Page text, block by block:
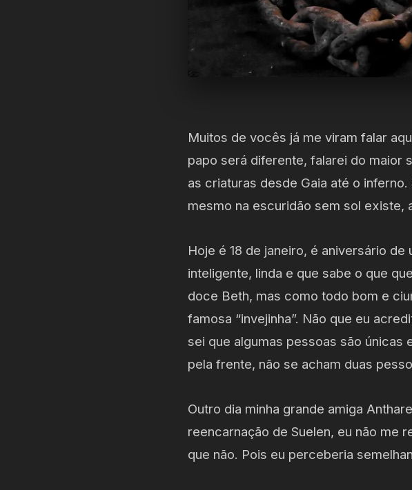
Muitos de vocês já me viram falar
papo será diferente, falarei do maior
as criaturas desde Gaia até o
mesmo na escuridão sem sol existe,
Hoje é 18 de janeiro, é aniversário
inteligente, linda e que sabe o que
doce Beth, mas como todo bom e
famosa “invejinha”. Não que eu
sei que algumas pessoas são únicas
pela frente, não se acham duas
Outro dia minha grande amiga
reencarnação de Suelen, eu não me
que não. Pois eu perceberia